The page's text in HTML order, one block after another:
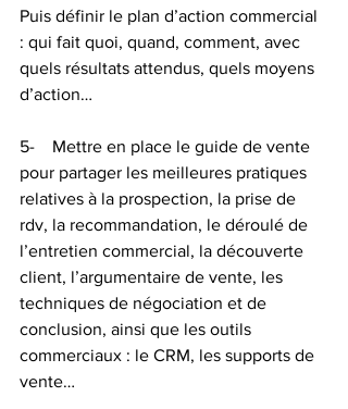
Puis définir le plan d’action commercial
: qui fait quoi, quand, comment, avec
quels résultats attendus, quels moyens
d’action…
5-    Mettre en place le guide de vente
pour partager les meilleures pratiques
relatives à la prospection, la prise de
rdv, la recommandation, le déroulé de
l’entretien commercial, la découverte
client, l’argumentaire de vente, les
techniques de négociation et de
conclusion, ainsi que les outils
commerciaux : le CRM, les supports de
vente…